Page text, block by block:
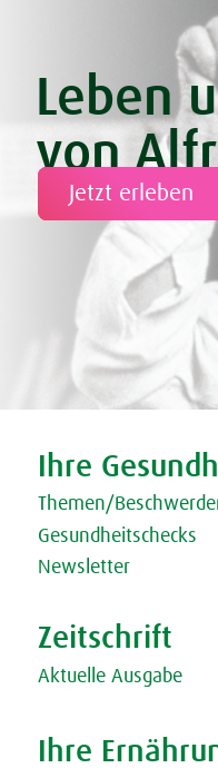
Leben
von
Jetzt erleben
Ihre
Themen/
Gesundheitschecks
Newsletter
Zeitschrift
Aktuelle Ausgabe
Ihre